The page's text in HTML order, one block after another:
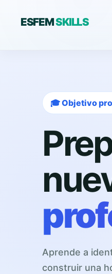
ESFEMSKILLS
🎓 Objetivo
Aprende a
construir una